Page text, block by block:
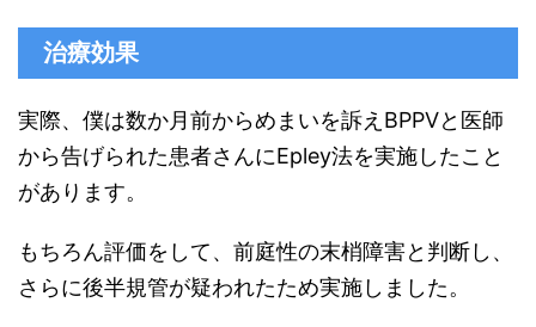
治療効果
実際、僕は数か月前からめまいを訴えBPPVと医師
から告げられた患者さんにEpley法を実施したこと
があります。
もちろん評価をして、前庭性の末梢障害と判断し、
さらに後半規管が疑われたため実施しました。